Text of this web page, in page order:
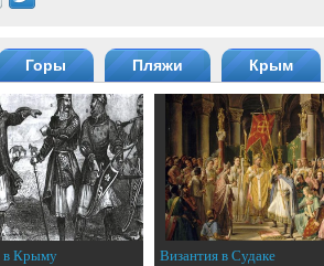
Горы Пляжи Крым
в Крыму Византия в Судаке